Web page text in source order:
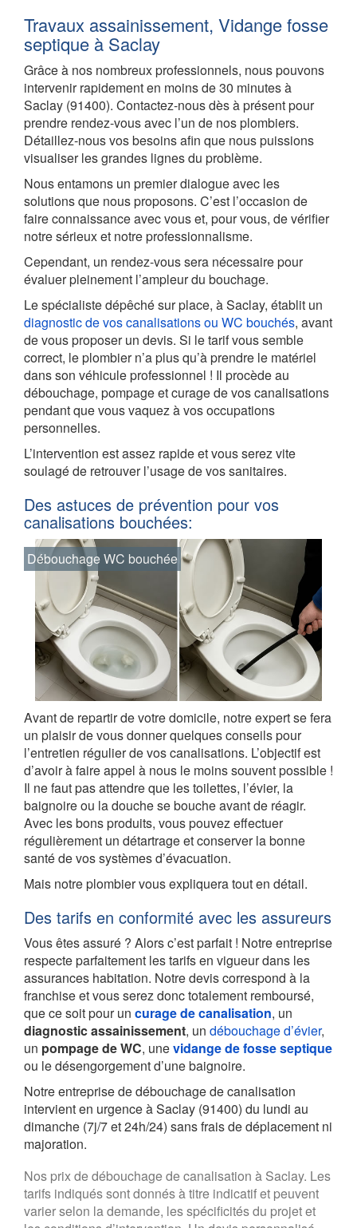
Travaux assainissement, Vidange fosse
septique à Saclay
Grâce à nos nombreux professionnels, nous pouvons
intervenir rapidement en moins de 30 minutes à
Saclay (91400). Contactez-nous dès à présent pour
prendre rendez-vous avec l’un de nos plombiers.
Détaillez-nous vos besoins afin que nous puissions
visualiser les grandes lignes du problème.
Nous entamons un premier dialogue avec les
solutions que nous proposons. C’est l’occasion de
faire connaissance avec vous et, pour vous, de vérifier
notre sérieux et notre professionnalisme.
Cependant, un rendez-vous sera nécessaire pour
évaluer pleinement l’ampleur du bouchage.
Le spécialiste dépêché sur place, à Saclay, établit un
diagnostic de vos canalisations ou WC bouchés, avant
de vous proposer un devis. Si le tarif vous semble
correct, le plombier n’a plus qu’à prendre le matériel
dans son véhicule professionnel ! Il procède au
débouchage, pompage et curage de vos canalisations
pendant que vous vaquez à vos occupations
personnelles.
L’intervention est assez rapide et vous serez vite
soulagé de retrouver l’usage de vos sanitaires.
Des astuces de prévention pour vos
canalisations bouchées:
Débouchage WC bouchée
Avant de repartir de votre domicile, notre expert se fera
un plaisir de vous donner quelques conseils pour
l’entretien régulier de vos canalisations. L’objectif est
d’avoir à faire appel à nous le moins souvent possible !
Il ne faut pas attendre que les toilettes, l’évier, la
baignoire ou la douche se bouche avant de réagir.
Avec les bons produits, vous pouvez effectuer
régulièrement un détartrage et conserver la bonne
santé de vos systèmes d’évacuation.
Mais notre plombier vous expliquera tout en détail.
Des tarifs en conformité avec les assureurs
Vous êtes assuré ? Alors c’est parfait ! Notre entreprise
respecte parfaitement les tarifs en vigueur dans les
assurances habitation. Notre devis correspond à la
franchise et vous serez donc totalement remboursé,
que ce soit pour un curage de canalisation, un
diagnostic assainissement, un débouchage d’évier,
un pompage de WC, unevidange de fosse septique
ou le désengorgement d’une baignoire.
Notre entreprise de débouchage de canalisation
intervient en urgence à Saclay (91400) du lundi au
dimanche (7j/7 et 24h/24) sans frais de déplacement ni
majoration.
Nos prix de débouchage de canalisation à Saclay. Les
tarifs indiqués sont donnés à titre indicatif et peuvent
varier selon la demande, les spécificités du projet et